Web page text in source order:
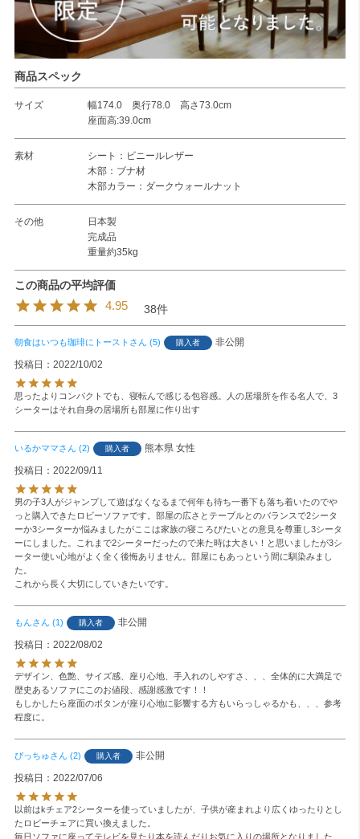
商品スペック
サイズ
幅174.0 奥行78.0 高さ73.0cm
座面高:39.0cm
素材
シート：ビニールレザー
木部：ブナ材
木部カラー：ダークウォールナット
その他
日本製
完成品
重量約35kg
4.95 38
朝食はいつも珈琲にトースト 5 購入者
非公開
投稿日
2022/10/02
思ったよりコンパクトでも、寝転んで感じる包容感。人の居場所を作る名人で、3
シーターはそれ自身の居場所も部屋に作り出す
いるかママ 2 購入者 熊本県 女性
投稿日
2022/09/11
男の子3人がジャンプして遊ばなくなるまで何年も待ち一番下も落ち着いたのでや
っと購入できたロビーソファです。部屋の広さとテーブルとのバランスで2シータ
ーか3シーターか悩みましたがここは家族の寝ころびたいとの意見を尊重し3シータ
ーにしました。これまで2シーターだったので来た時は大きい！と思いましたが3シ
ーター使い心地がよく全く後悔ありません。部屋にもあっという間に馴染みまし
た。
もん 1 購入者
非公開
投稿日
2022/08/02
デザイン、色艶、サイズ感、座り心地、手入れのしやすさ、、、全体的に大満足で
歴史あるソファにこのお値段、感謝感激です！！
もしかしたら座面のボタンが座り心地に影響する方もいらっしゃるかも、、、参考
程度に。
ぴっちゅ 2 購入者
非公開
投稿日
2022/07/06
以前はkチェア2シーターを使っていましたが、子供が産まれより広くゆったりとし
たロビーチェアに買い換えました。
毎日ソファに座ってテレビを見たり本を読んだりお気に入りの場所となりました。